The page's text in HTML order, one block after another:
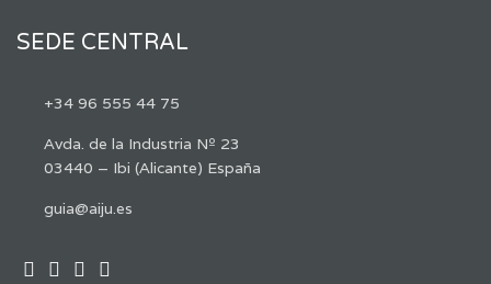
SEDE CENTRAL
+34 96 555 44 75
Avda. de la Industria Nº 23
03440 – Ibi (Alicante) España
guia@aiju.es